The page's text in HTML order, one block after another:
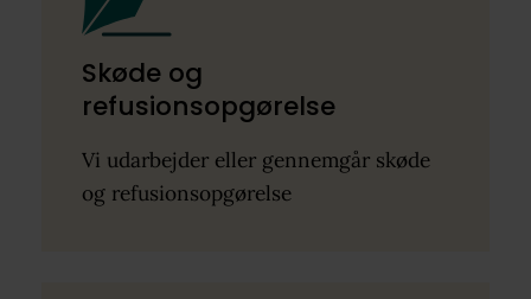
Skøde og
refusionsopgørelse
Vi udarbejder eller gennemgår skøde
og refusionsopgørelse